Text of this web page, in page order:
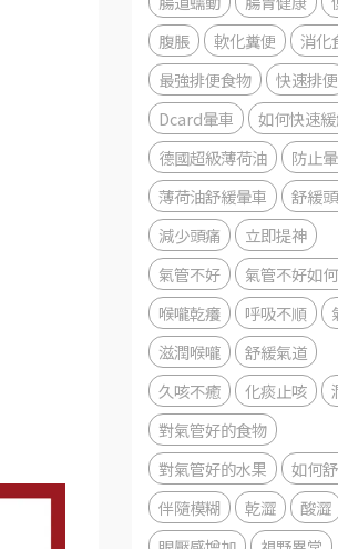
腹脹
軟化糞便
消化
最強排便食物
快速排便
Dcard暈車
如何快速
德國超級薄荷油
防止
薄荷油舒緩暈車
舒緩
減少頭痛
立即提神
氣管不好
氣管不好如
喉嚨乾癢
呼吸不順
滋潤喉嚨
舒緩氣道
久咳不癒
化痰止咳
對氣管好的食物
對氣管好的水果
如何
伴隨模糊
乾澀
酸澀